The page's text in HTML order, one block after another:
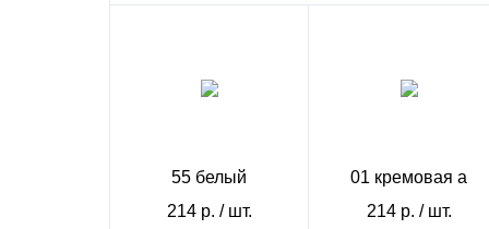
55 белый
214 р. / шт.
01 кремовая а
214 р. / шт.